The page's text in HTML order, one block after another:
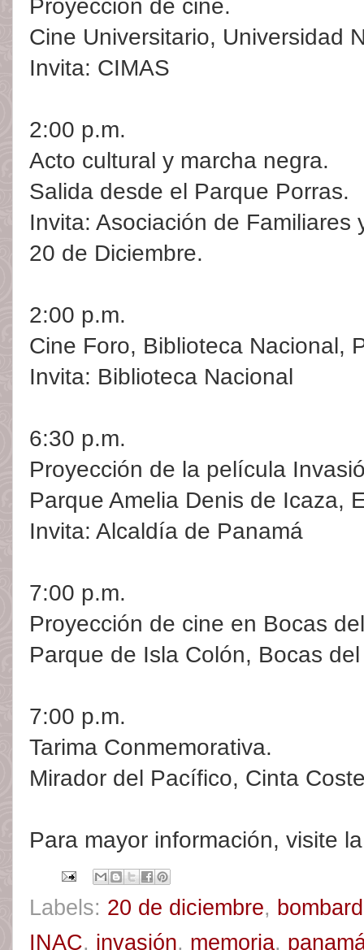
Proyección de cine.
Cine Universitario, Universidad
Invita: CIMAS
2:00 p.m.
Acto cultural y marcha negra.
Salida desde el Parque Porras.
Invita: Asociación de
20 de Diciembre.
2:00 p.m.
Cine Foro, Biblioteca Nacional,
Invita: Biblioteca Nacional
6:30 p.m.
Proyección de la película
Parque Amelia Denis de Icaza,
Invita: Alcaldía de Panamá
7:00 p.m.
Proyección de cine en Bocas
Parque de Isla Colón, Bocas del
7:00 p.m.
Tarima Conmemorativa.
Mirador del Pacífico, Cinta
Para mayor información, visite
Labels: 20 de diciembre,
INAC, invasión, memoria,